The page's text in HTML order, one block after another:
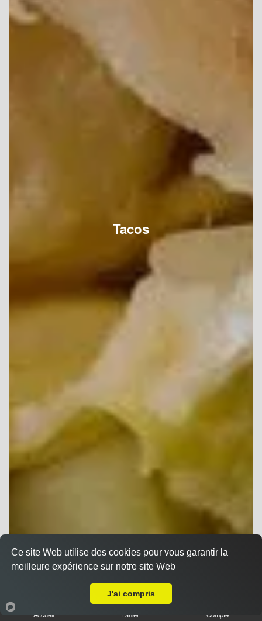
Tacos
Accueil Panier Compte
Ce site Web utilise des cookies pour vous garantir la
meilleure expérience sur notre site Web
J'ai compris